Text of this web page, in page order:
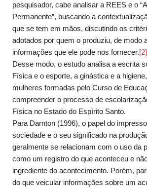
pesquisador, cabe analisar a REES e o
Permanente”, buscando a
que se tem em mãos, discutindo os
adotados por quem o produziu, de modo
informações que ele pode nos fornecer.[2]
Desse modo, o estudo analisa a escrita
Física e o esporte, a ginástica e a
mulheres formadas pelo Curso de
compreender o processo de
Física no Estado do Espírito Santo.
Para Darnton (1996), o papel do
sociedade e o seu significado na
geralmente se relacionam com o uso da
como um registro do que aconteceu e
ingrediente do acontecimento. Porém,
do que veicular informações sobre um